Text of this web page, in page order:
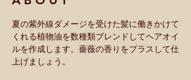
夏の紫外線ダメージを受けた髪に働きかけて
くれる植物油を数種類ブレンドしてヘアオイ
ルを作成します。薔薇の香りをプラスして仕
上げましょう。